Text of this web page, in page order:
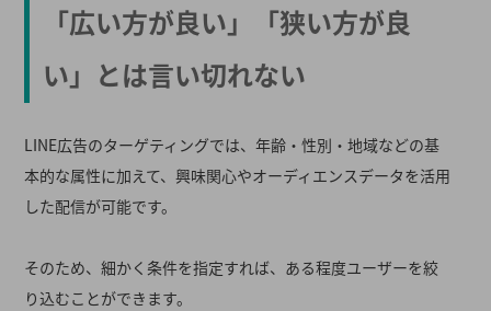
「広い方が良い」「狭い方が良
い」とは言い切れない
LINE広告のターゲティングでは、年齢・性別・地域などの基
本的な属性に加えて、興味関心やオーディエンスデータを活用
した配信が可能です。
そのため、細かく条件を指定すれば、ある程度ユーザーを絞
り込むことができます。